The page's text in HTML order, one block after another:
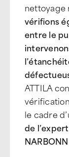
nettoyage
vérifions
entre le
ATTILA
le cadre
de